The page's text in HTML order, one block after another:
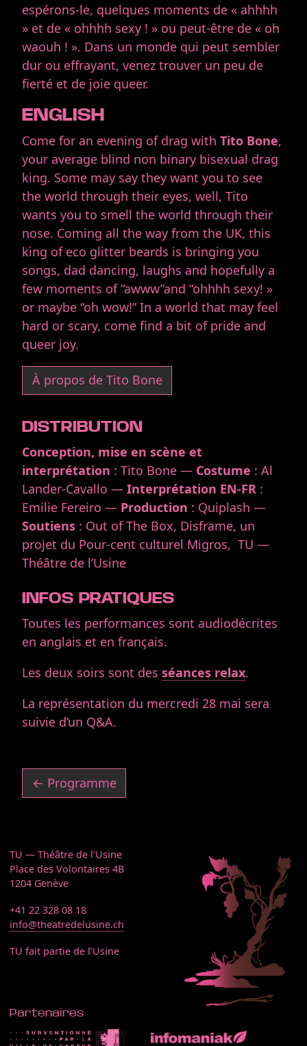
espérons-le, quelques moments de « ahhhh
» et de « ohhhh sexy ! » ou peut-être de « oh
waouh ! ». Dans un monde qui peut sembler
dur ou effrayant, venez trouver un peu de
fierté et de joie queer.
ENGLISH
Come for an evening of drag withTito Bone,
your average blind non binary bisexual drag
king. Some may say they want you to see
the world through their eyes, well, Tito
wants you to smell the world through their
nose. Coming all the way from the UK, this
king of eco glitter beards is bringing you
songs, dad dancing, laughs and hopefully a
few moments of “awww”and “ohhhh sexy! »
or maybe “oh wow!” In a world that may feel
hard or scary, come find a bit of pride and
queer joy.
À propos de Tito Bone
DISTRIBUTION
Conception, mise en scène et
interprétation : Tito Bone — Costume : Al
Lander-Cavallo —Interprétation EN-FR :
Emilie Fereiro — Production : Quiplash —
Soutiens : Out of The Box, Disframe, un
projet du Pour-cent culturel Migros, TU —
Théâtre de l’Usine
INFOS PRATIQUES
Toutes les performances sont audiodécrites
en anglais et en français.
Les deux soirs sont desséances relax.
La représentation du mercredi 28 mai sera
suivie d’un Q&A.
← Programme
TU — Théâtre de l’Usine
Place des Volontaires 4B
1204 Genève
+41 22 328 08 18
info@theatredelusine.ch
TU fait partie de l’Usine
Partenaires